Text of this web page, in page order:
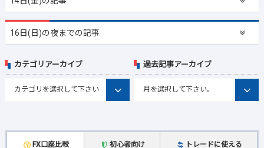
16日(日)の夜までの記事
FX口座比較 初心者向け トレードに使える
カテゴリアーカイブ 過去記事アーカイブ